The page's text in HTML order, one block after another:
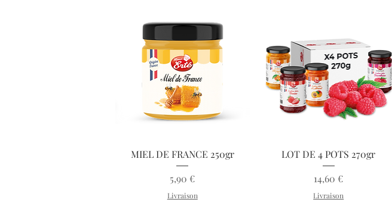
Aperçu rapide
MIEL DE FRANCE 250gr
Prix
5,90 €
Livraison
Aperçu rapide
LOT DE 4 POTS 270gr
Prix
14,60 €
Livraison